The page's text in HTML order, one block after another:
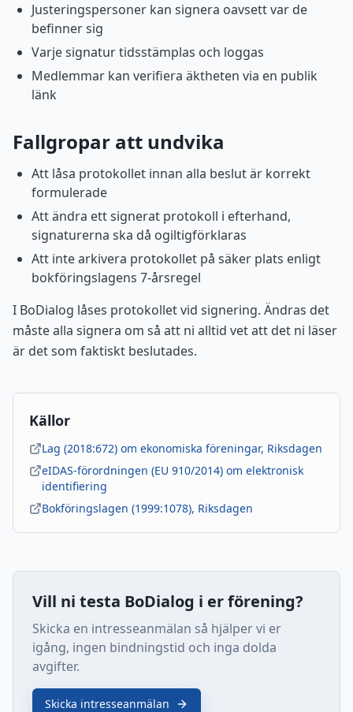
Justeringspersoner kan signera oavsett var de
befinner sig
Varje signatur tidsstämplas och loggas
Medlemmar kan verifiera äktheten via en publik
länk
Fallgropar att undvika
Att låsa protokollet innan alla beslut är korrekt
formulerade
Att ändra ett signerat protokoll i efterhand,
signaturerna ska då ogiltigförklaras
Att inte arkivera protokollet på säker plats enligt
bokföringslagens 7-årsregel
I BoDialog låses protokollet vid signering. Ändras det
måste alla signera om så att ni alltid vet att det ni läser
är det som faktiskt beslutades.
Källor
Lag (2018:672) om ekonomiska föreningar, Riksdagen
eIDAS-förordningen (EU 910/2014) om elektronisk
identifiering
Bokföringslagen (1999:1078), Riksdagen
Vill ni testa BoDialog i er förening?
Skicka en intresseanmälan så hjälper vi er
igång, ingen bindningstid och inga dolda
avgifter.
Skicka intresseanmälan